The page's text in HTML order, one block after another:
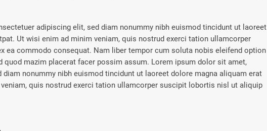
adipiscing elit, sed diam nonummy nibh euismod tincidunt ut laoreet
Ut wisi enim ad minim veniam, quis nostrud exerci tation ullamcorper
ea commodo consequat. Nam liber tempor cum soluta nobis eleifend option
quod mazim placerat facer possim assum. Lorem ipsum dolor sit amet,
nonummy nibh euismod tincidunt ut laoreet dolore magna aliquam erat
quis nostrud exerci tation ullamcorper suscipit lobortis nisl ut aliquip